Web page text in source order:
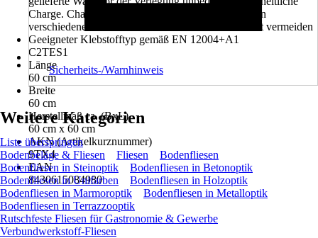
Charge. Chargen- und Größenunterschiede zwischen
verschiedenen Formaten einer Serie lassen sich nicht vermeiden
Geeigneter Klebstofftyp gemäß EN 12004+A1
C2TES1
Länge
60 cm
Breite
60 cm
Herstellmaß ca. (BxL)
60 cm x 60 cm
AKN (Artikelkurznummer)
9TX4
EAN
8430615084980
Sicherheits-/Warnhinweis
Weitere Kategorien
Liste überspringen
Bodenbeläge & Fliesen
Fliesen
Bodenfliesen
Bodenfliesen in Steinoptik
Bodenfliesen in Betonoptik
Bodenfliesen in Unifarben
Bodenfliesen in Holzoptik
Bodenfliesen in Marmoroptik
Bodenfliesen in Metalloptik
Bodenfliesen in Terrazzooptik
Rutschfeste Fliesen für Gastronomie & Gewerbe
Verbundwerkstoff-Fliesen